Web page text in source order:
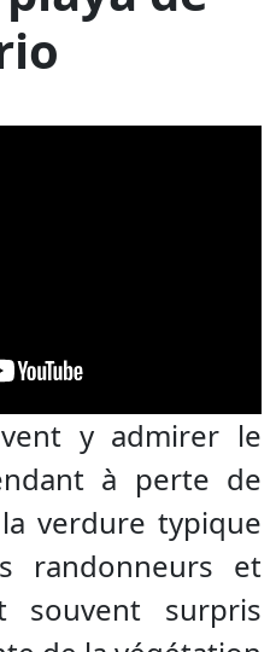
y admirer le
à perte de
verdure typique
randonneurs et
souvent surpris